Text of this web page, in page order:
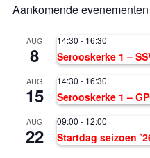
Aankomende evenementen
AUG
8
14:30 - 16:30
Serooskerke 1 –
AUG
15
14:30 - 16:30
Serooskerke 1 –
AUG
22
09:00 - 12:00
Startdag seizoen